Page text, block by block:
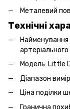
Металевий
Технічні
Найменування
Модель: Little
Діапазон
Ціна поділки
Гранична